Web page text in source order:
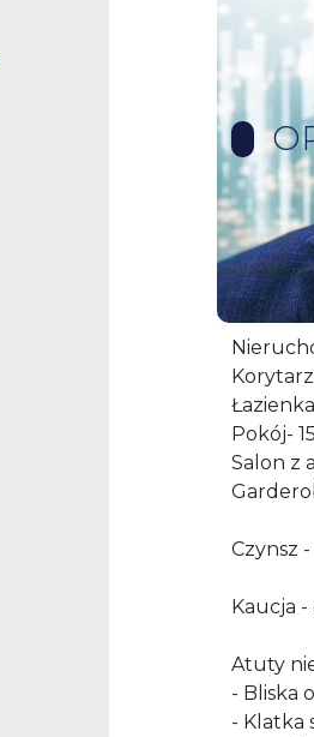
Na
Pokój-
Salon z
Czynsz
Kaucja
Atuty
- Bliska
- Klatka